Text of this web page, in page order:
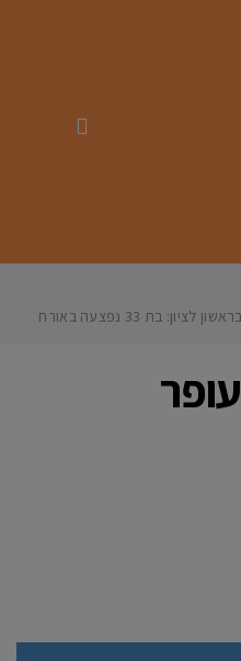
פגיעת רכב בראשון לציון: בת 33 נפצעה באורח
עופר